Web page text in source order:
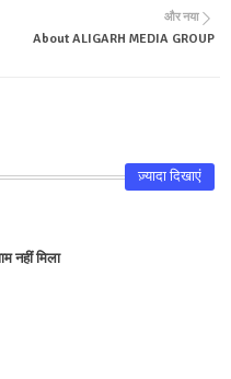
और नया
About ALIGARH MEDIA GROUP
ज़्यादा दिखाएं
नहीं मिला